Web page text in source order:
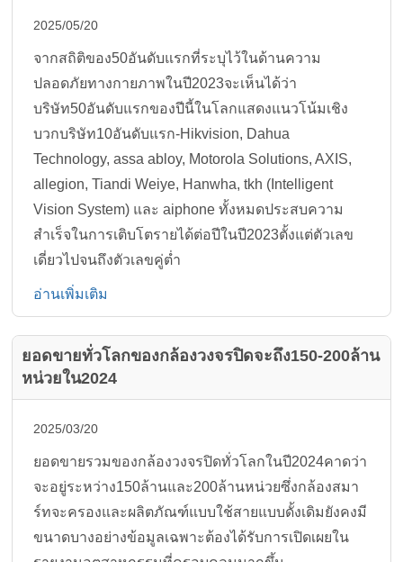
2025/05/20
จากสถิติของ50อันดับแรกที่ระบุไว้ในด้านความ
ปลอดภัยทางกายภาพในปี2023จะเห็นได้ว่า
บริษัท50อันดับแรกของปีนี้ในโลกแสดงแนวโน้มเชิง
บวกบริษัท10อันดับแรก-Hikvision, Dahua
Technology, assa abloy, Motorola Solutions, AXIS,
allegion, Tiandi Weiye, Hanwha, tkh (Intelligent
Vision System) และ aiphone ทั้งหมดประสบความ
สำเร็จในการเติบโตรายได้ต่อปีในปี2023ตั้งแต่ตัวเลข
เดี่ยวไปจนถึงตัวเลขคู่ต่ำ
อ่านเพิ่มเติม
ยอดขายทั่วโลกของกล้องวงจรปิดจะถึง150-200ล้าน
หน่วยใน2024
2025/03/20
ยอดขายรวมของกล้องวงจรปิดทั่วโลกในปี2024คาดว่า
จะอยู่ระหว่าง150ล้านและ200ล้านหน่วยซึ่งกล้องสมา
ร์ทจะครองและผลิตภัณฑ์แบบใช้สายแบบดั้งเดิมยังคงมี
ขนาดบางอย่างข้อมูลเฉพาะต้องได้รับการเปิดเผยใน